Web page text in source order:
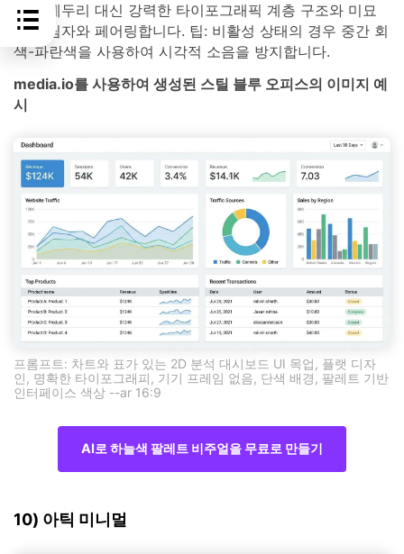
거운 테두리 대신 강력한 타이포그래픽 계층 구조와 미묘
한 그림자와 페어링합니다. 팁: 비활성 상태의 경우 중간 회
색-파란색을 사용하여 시각적 소음을 방지합니다.
media.io를 사용하여 생성된 스틸 블루 오피스의 이미지 예
시
프롬프트: 차트와 표가 있는 2D 분석 대시보드 UI 목업, 플랫 디자
인, 명확한 타이포그래피, 기기 프레임 없음, 단색 배경, 팔레트 기반
인터페이스 색상 --ar 16:9
AI로 하늘색 팔레트 비주얼을 무료로 만들기
10) 아틱 미니멀